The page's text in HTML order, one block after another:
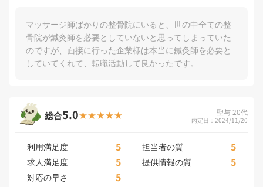
マッサージ師ばかりの整骨院にいると、世の中全ての整
骨院が鍼灸師を必要としていないと思ってしまっていた
のですが、面接に行った企業様は本当に鍼灸師を必要と
していてくれて、転職活動して良かったです。
総合5.0 聖与 20代
内定日：2024/11/20
利用満足度 5 担当者の質 5
求人満足度 5 提供情報の質 5
対応の早さ 5